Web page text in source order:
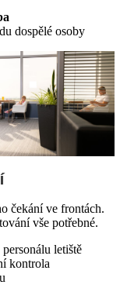
dospělé osoby
čekání ve frontách.
vše potřebné.
letiště
kontrola